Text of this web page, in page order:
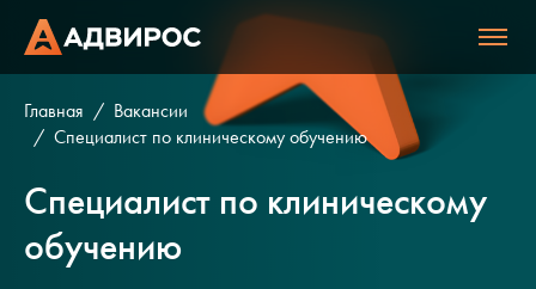
Главная
Вакансии
Специалист по клиническому обучению
Специалист по клиническому
обучению